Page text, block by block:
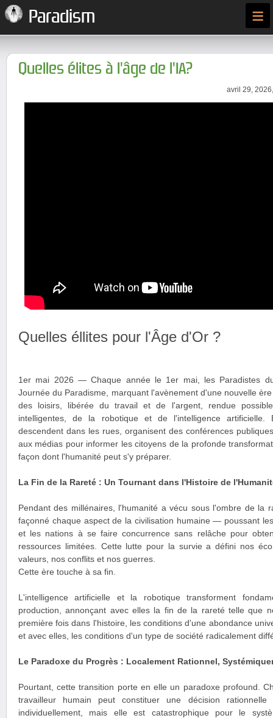
Paradism ≡
Quelles élites à l'âge de l'IA?
avril 29,
Quelles éllites pour l'Âge d'Or ?
1er mai 2026 — Chaque année le 1er mai, les Paradistes
Journée du Paradisme, marquant l'avènement d'une nouvelle
des loisirs, libérée du travail et de l'argent, rendue
intelligentes, de la robotique et de l'intelligence
descendent dans les rues, organisent des conférences
aux médias pour informer les citoyens de la profonde
façon dont l'humanité peut s'y préparer.
La Fin de la Rareté : Un Tournant dans l'Histoire de
Pendant des millénaires, l'humanité a vécu sous l'ombre de la
façonné chaque aspect de la civilisation humaine — poussant
et les nations à se faire concurrence sans relâche pour
ressources limitées. Cette lutte pour la survie a défini nos
valeurs, nos conflits et nos guerres.
Cette ère touche à sa fin.
L'intelligence artificielle et la robotique transforment
production, annonçant avec elles la fin de la rareté telle que
première fois dans l'histoire, les conditions d'une abondance
et avec elles, les conditions d'un type de société radicalement
Le Paradoxe du Progrès : Localement Rationnel,
Pourtant, cette transition porte en elle un paradoxe profound.
travailleur humain peut constituer une décision
individuellement, mais elle est catastrophique pour le